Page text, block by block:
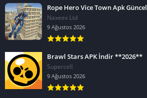
Rope Hero Vice Town Apk
Naxeex Ltd
9 Ağustos 2026
Brawl Stars APK İndir **2026**
Supercell
9 Ağustos 2026